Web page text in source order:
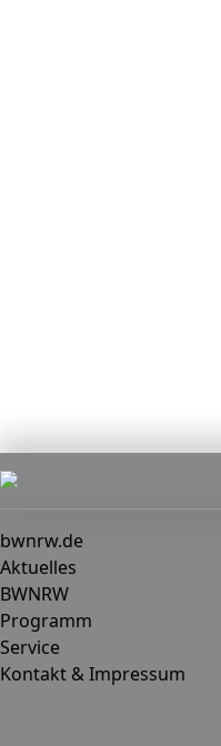
bwnrw.de
Aktuelles
BWNRW
Programm
Service
Kontakt & Impressum